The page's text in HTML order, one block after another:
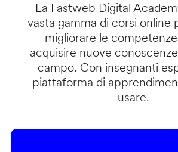
La Fastweb Digital
vasta gamma di corsi online
migliorare le
acquisire nuove
campo. Con insegnanti
piattaforma di
usare.